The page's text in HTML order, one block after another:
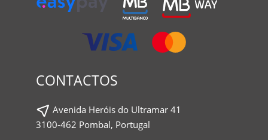
CONTACTOS
Avenida Heróis do Ultramar 41
3100-462 Pombal, Portugal